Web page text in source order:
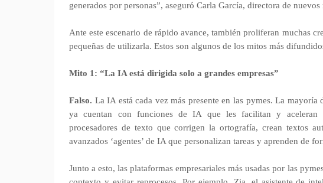
generados por personas”, aseguró Carla García, directora de
Ante este escenario de rápido avance, también proliferan muchas
pequeñas de utilizarla. Estos son algunos de los mitos más
Mito 1: “La IA está dirigida solo a grandes empresas”
Falso. La IA está cada vez más presente en las pymes. La
ya cuentan con funciones de IA que les facilitan y aceleran
procesadores de texto que corrigen la ortografía, crean textos
avanzados ‘agentes’ de IA que personalizan tareas y aprenden de
Junto a esto, las plataformas empresariales más usadas por las